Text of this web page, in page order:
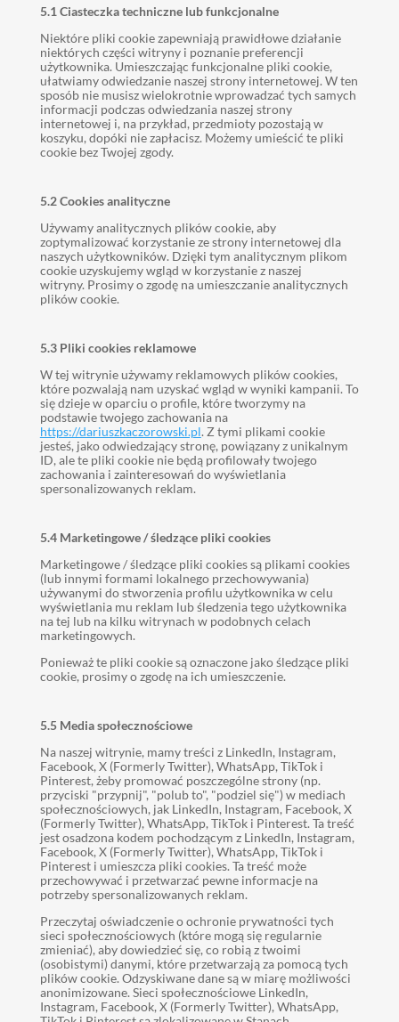
5.1 Ciasteczka techniczne lub funkcjonalne
Niektóre pliki cookie zapewniają prawidłowe działanie
niektórych części witryny i poznanie preferencji
użytkownika. Umieszczając funkcjonalne pliki cookie,
ułatwiamy odwiedzanie naszej strony internetowej. W ten
sposób nie musisz wielokrotnie wprowadzać tych samych
informacji podczas odwiedzania naszej strony
internetowej i, na przykład, przedmioty pozostają w
koszyku, dopóki nie zapłacisz. Możemy umieścić te pliki
cookie bez Twojej zgody.
5.2 Cookies analityczne
Używamy analitycznych plików cookie, aby
zoptymalizować korzystanie ze strony internetowej dla
naszych użytkowników. Dzięki tym analitycznym plikom
cookie uzyskujemy wgląd w korzystanie z naszej
witryny. Prosimy o zgodę na umieszczanie analitycznych
plików cookie.
5.3 Pliki cookies reklamowe
W tej witrynie używamy reklamowych plików cookies,
które pozwalają nam uzyskać wgląd w wyniki kampanii. To
się dzieje w oparciu o profile, które tworzymy na
podstawie twojego zachowania na
https://dariuszkaczorowski.pl. Z tymi plikami cookie
jesteś, jako odwiedzający stronę, powiązany z unikalnym
ID, ale te pliki cookie nie będą profilowały twojego
zachowania i zainteresowań do wyświetlania
spersonalizowanych reklam.
5.4 Marketingowe / śledzące pliki cookies
Marketingowe / śledzące pliki cookies są plikami cookies
(lub innymi formami lokalnego przechowywania)
używanymi do stworzenia profilu użytkownika w celu
wyświetlania mu reklam lub śledzenia tego użytkownika
na tej lub na kilku witrynach w podobnych celach
marketingowych.
Ponieważ te pliki cookie są oznaczone jako śledzące pliki
cookie, prosimy o zgodę na ich umieszczenie.
5.5 Media społecznościowe
Na naszej witrynie, mamy treści z LinkedIn, Instagram,
Facebook, X (Formerly Twitter), WhatsApp, TikTok i
Pinterest, żeby promować poszczególne strony (np.
przyciski "przypnij", "polub to", "podziel się") w mediach
społecznościowych, jak LinkedIn, Instagram, Facebook, X
(Formerly Twitter), WhatsApp, TikTok i Pinterest. Ta treść
jest osadzona kodem pochodzącym z LinkedIn, Instagram,
Facebook, X (Formerly Twitter), WhatsApp, TikTok i
Pinterest i umieszcza pliki cookies. Ta treść może
przechowywać i przetwarzać pewne informacje na
potrzeby spersonalizowanych reklam.
Przeczytaj oświadczenie o ochronie prywatności tych
sieci społecznościowych (które mogą się regularnie
zmieniać), aby dowiedzieć się, co robią z twoimi
(osobistymi) danymi, które przetwarzają za pomocą tych
plików cookie. Odzyskiwane dane są w miarę możliwości
anonimizowane. Sieci społecznościowe LinkedIn,
Instagram, Facebook, X (Formerly Twitter), WhatsApp,